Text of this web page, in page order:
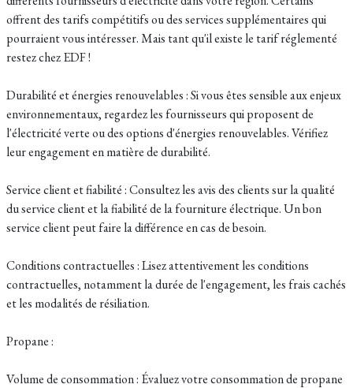
offrent des tarifs compétitifs ou des services supplémentaires qui
pourraient vous intéresser. Mais tant qu'il existe le tarif réglementé
restez chez EDF !
Durabilité et énergies renouvelables : Si vous êtes sensible aux enjeux
environnementaux, regardez les fournisseurs qui proposent de
l'électricité verte ou des options d'énergies renouvelables. Vérifiez
leur engagement en matière de durabilité.
Service client et fiabilité : Consultez les avis des clients sur la qualité
du service client et la fiabilité de la fourniture électrique. Un bon
service client peut faire la différence en cas de besoin.
Conditions contractuelles : Lisez attentivement les conditions
contractuelles, notamment la durée de l'engagement, les frais cachés
et les modalités de résiliation.
Propane :
Volume de consommation : Évaluez votre consommation de propane